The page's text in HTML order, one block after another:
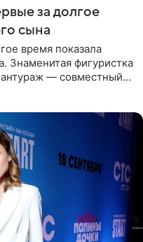
за долгое
сына
время показала
Знаменитая фигуристка
— совместный